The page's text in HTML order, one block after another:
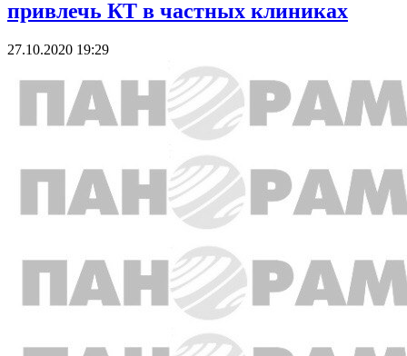
привлечь КТ в частных клиниках
27.10.2020 19:29